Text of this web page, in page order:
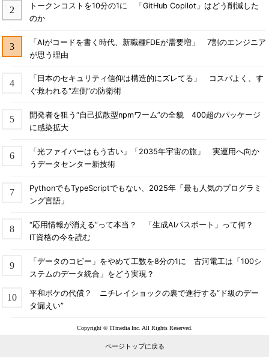
トークンコストを10分の1に 「GitHub Copilot」はどう削減した
のか
「AIがコードを書く時代、新職種FDEが需要増」 7割のエンジニア
が思う理由
「日本のセキュリティ信仰は構造的にズレてる」 コスパよく、す
ぐ救われる“左側”の防衛術
開発者を狙う“自己拡散型npmワーム”の全貌 400超のパッケージ
に感染拡大
「光ファイバーはもう古い」「2035年宇宙の旅」 実運用へ向か
うデータセンター新技術
PythonでもTypeScriptでもない、2025年「最も人気のプログラミ
ング言語」
“応用情報が消える”って本当？ 「生成AIパスポート」って何？
IT資格の今を読む
「データのコピー」をやめて工数を8分の1に 古河電工は「100シ
ステムのデータ統合」をどう実現？
平和ボケの代償？ ニチレイショックの裏で進行する“ド級のデー
タ漏えい”
Copyright © ITmedia Inc. All Rights Reserved.
ページトップに戻る